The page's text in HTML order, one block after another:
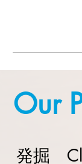
Our
発掘